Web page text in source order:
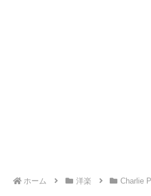
ホーム 洋楽 Charlie